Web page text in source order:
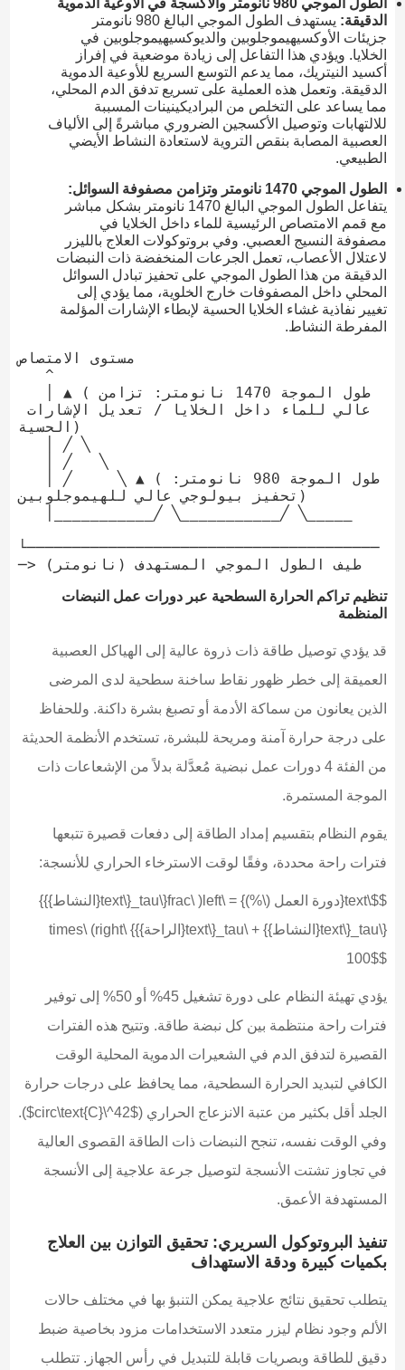
الدقيقة:
يستهدف الطول الموجي البالغ 980 نانومتر
جزيئات الأوكسيهيموجلوبين والديوكسيهيموجلوبين في
الخلايا. ويؤدي هذا التفاعل إلى زيادة موضعية في إفراز
أكسيد النيتريك، مما يدعم التوسع السريع للأوعية الدموية
الدقيقة. وتعمل هذه العملية على تسريع تدفق الدم المحلي،
مما يساعد على التخلص من البراديكينينات المسببة
للالتهابات وتوصيل الأكسجين الضروري مباشرةً إلى الألياف
العصبية المصابة بنقص التروية لاستعادة النشاط الأيضي
الطبيعي.
الطول الموجي 1470 نانومتر وتزامن مصفوفة السوائل:
يتفاعل الطول الموجي البالغ 1470 نانومتر بشكل مباشر
مع قمم الامتصاص الرئيسية للماء داخل الخلايا في
مصفوفة النسيج العصبي. وفي بروتوكولات العلاج بالليزر
لاعتلال الأعصاب، تعمل الجرعات المنخفضة ذات النبضات
الدقيقة من هذا الطول الموجي على تحفيز تبادل السوائل
المحلي داخل المصفوفات خارج الخلوية، مما يؤدي إلى
تغيير نفاذية غشاء الخلايا الحسية لإبطاء الإشارات المؤلمة
المفرطة النشاط.
مستوى الامتصاص
الحسية)
تحفيز بيولوجي عالي للهيموجلوبين)
└───────────────────────────────────────
─> طيف الطول الموجي المستهدف (نانومتر)
تنظيم تراكم الحرارة السطحية عبر دورات عمل النبضات
المنظمة
قد يؤدي توصيل طاقة ذات ذروة عالية إلى الهياكل العصبية
العميقة إلى خطر ظهور نقاط ساخنة سطحية لدى المرضى
الذين يعانون من سماكة الأدمة أو تصبغ بشرة داكنة. وللحفاظ
على درجة حرارة آمنة ومريحة للبشرة، تستخدم الأنظمة الحديثة
من الفئة 4 دورات عمل نبضية مُعدَّلة بدلاً من الإشعاعات ذات
الموجة المستمرة.
يقوم النظام بتقسيم إمداد الطاقة إلى دفعات قصيرة تتبعها
فترات راحة محددة، وفقًا لوقت الاسترخاء الحراري للأنسجة:
$$\text{دورة العمل (\%)} = \left( \frac{\tau_{\text{النشاط}}}
{\tau_{\text{النشاط}} + \tau_{\text{الراحة}}} \right) \times
100$$
يؤدي تهيئة النظام على دورة تشغيل 45% أو 50% إلى توفير
فترات راحة منتظمة بين كل نبضة طاقة. وتتيح هذه الفترات
القصيرة لتدفق الدم في الشعيرات الدموية المحلية الوقت
الكافي لتبديد الحرارة السطحية، مما يحافظ على درجات حرارة
الجلد أقل بكثير من عتبة الانزعاج الحراري ($42^\circ\text{C}$).
وفي الوقت نفسه، تنجح النبضات ذات الطاقة القصوى العالية
في تجاوز تشتت الأنسجة لتوصيل جرعة علاجية إلى الأنسجة
المستهدفة الأعمق.
تنفيذ البروتوكول السريري: تحقيق التوازن بين العلاج
بكميات كبيرة ودقة الاستهداف
يتطلب تحقيق نتائج علاجية يمكن التنبؤ بها في مختلف حالات
الألم وجود نظام ليزر متعدد الاستخدامات مزود بخاصية ضبط
دقيق للطاقة وبصريات قابلة للتبديل في رأس الجهاز. تتطلب